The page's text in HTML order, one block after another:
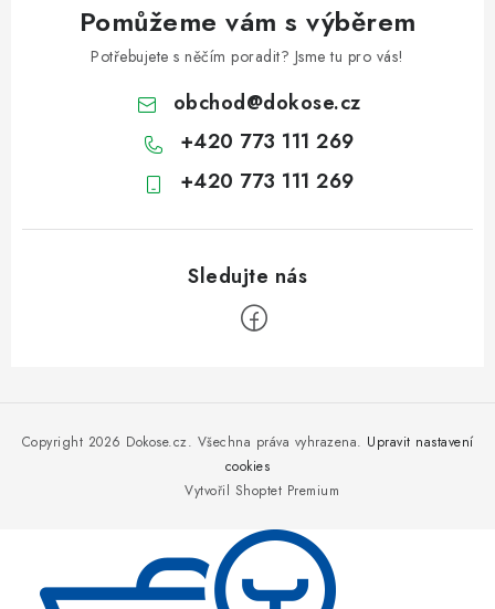
Pomůžeme vám s výběrem
Potřebujete s něčím poradit? Jsme tu pro vás!
obchod@dokose.cz
+420 773 111 269
+420 773 111 269
Vytvořil Shoptet Premium
Copyright 2026 Dokose.cz. Všechna práva vyhrazena. Upravit nastavení
cookies